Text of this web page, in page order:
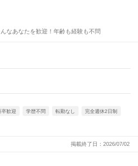
なあなたを歓迎！年齢も経験も不問
卒歓迎 学歴不問 転勤なし 完全週休2日制
掲載終了日：2026/07/02